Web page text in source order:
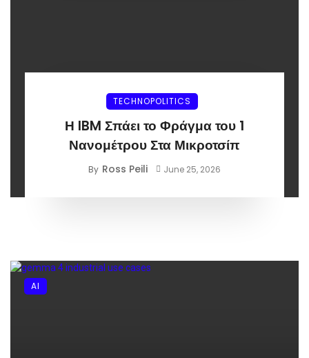
TECHNOPOLITICS
Η IBM Σπάει το Φράγμα του 1
Νανομέτρου Στα Μικροτσίπ
By Ross Peili June 25, 2026
AI